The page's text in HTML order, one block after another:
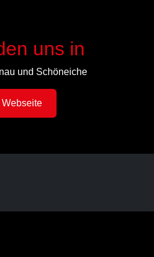
uns in
und Schöneiche
Webseite